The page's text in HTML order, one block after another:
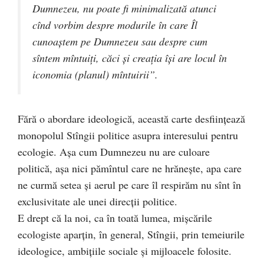
Dumnezeu, nu poate fi minimalizată atunci
cînd vorbim despre modurile în care Îl
cunoaştem pe Dumnezeu sau despre cum
sîntem mîntuiţi, căci şi creaţia îşi are locul în
iconomia (planul) mîntuirii”.
Fără o abordare ideologică, această carte desfiinţează
monopolul Stîngii politice asupra interesului pentru
ecologie. Aşa cum Dumnezeu nu are culoare
politică, aşa nici pămîntul care ne hrăneşte, apa care
ne curmă setea şi aerul pe care îl respirăm nu sînt în
exclusivitate ale unei direcţii politice.
E drept că la noi, ca în toată lumea, mişcările
ecologiste aparţin, în general, Stîngii, prin temeiurile
ideologice, ambiţiile sociale şi mijloacele folosite.